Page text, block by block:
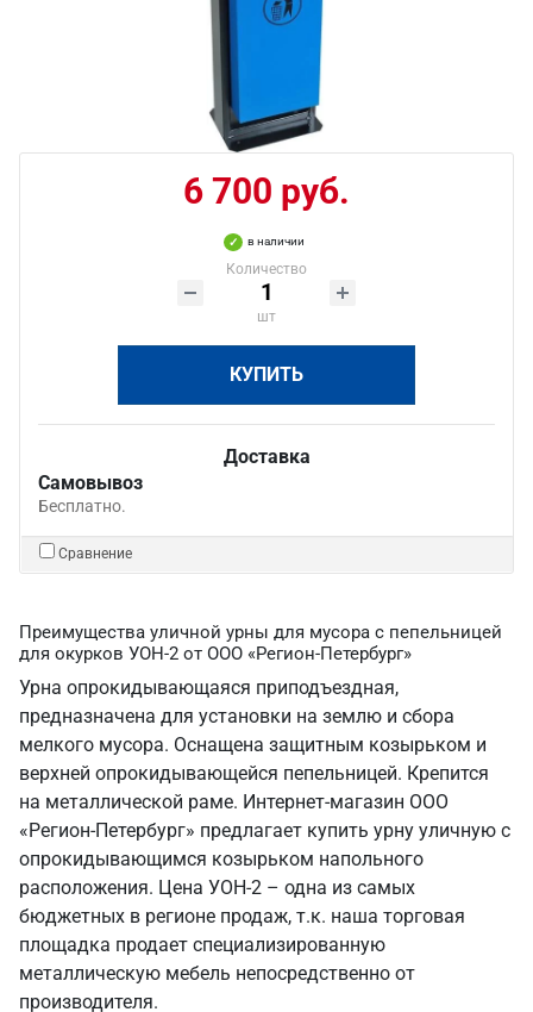
6 700 руб.
в наличии
Количество
шт
КУПИТЬ
Доставка
Самовывоз
Бесплатно.
Сравнение
Преимущества уличной урны для мусора с пепельницей
для окурков УОН-2 от ООО «Регион-Петербург»
Урна опрокидывающаяся приподъездная,
предназначена для установки на землю и сбора
мелкого мусора. Оснащена защитным козырьком и
верхней опрокидывающейся пепельницей. Крепится
на металлической раме. Интернет-магазин ООО
«Регион-Петербург» предлагает купить урну уличную с
опрокидывающимся козырьком напольного
расположения. Цена УОН-2 – одна из самых
бюджетных в регионе продаж, т.к. наша торговая
площадка продает специализированную
металлическую мебель непосредственно от
производителя.